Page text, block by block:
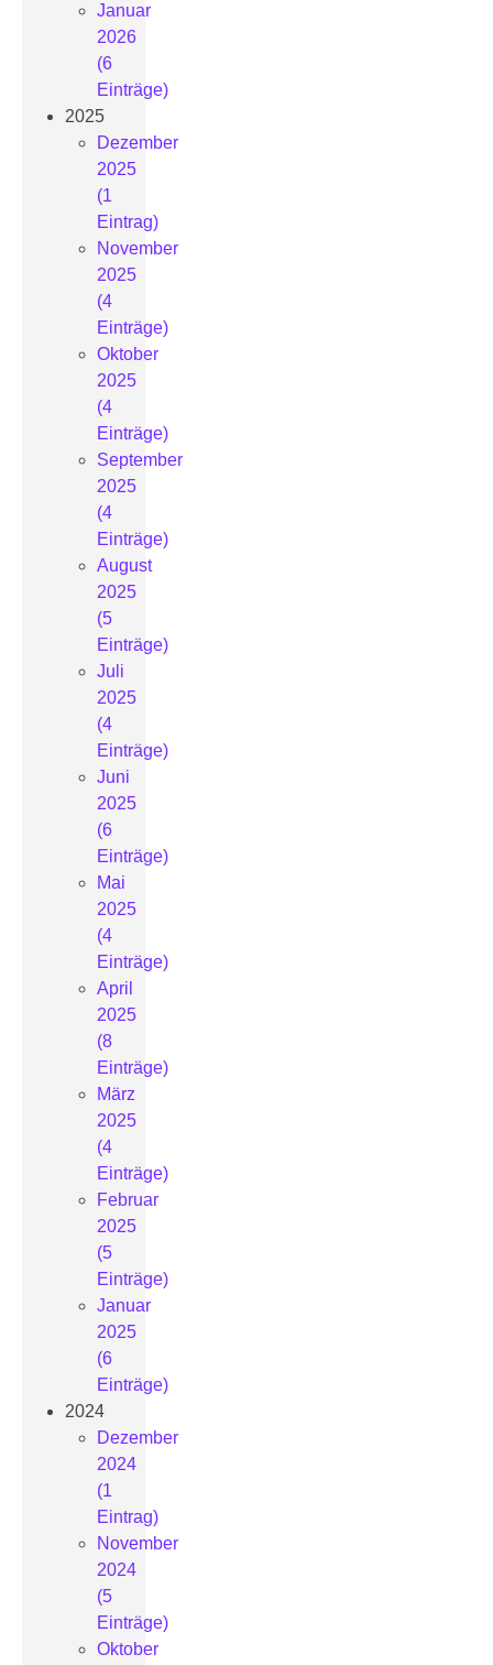
Januar
2026
(6
Einträge)
2025
Dezember
2025
(1
Eintrag)
November
2025
(4
Einträge)
Oktober
2025
(4
Einträge)
September
2025
(4
Einträge)
August
2025
(5
Einträge)
Juli
2025
(4
Einträge)
Juni
2025
(6
Einträge)
Mai
2025
(4
Einträge)
April
2025
(8
Einträge)
März
2025
(4
Einträge)
Februar
2025
(5
Einträge)
Januar
2025
(6
Einträge)
2024
Dezember
2024
(1
Eintrag)
November
2024
(5
Einträge)
Oktober